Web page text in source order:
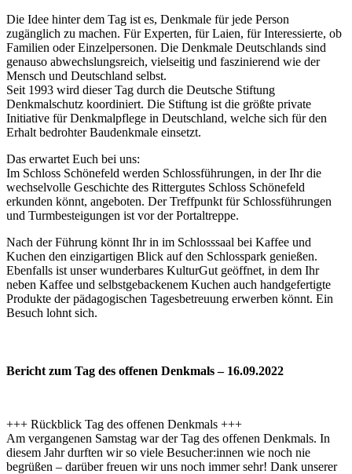
Die Idee hinter dem Tag ist es, Denkmale für jede Person
zugänglich zu machen. Für Experten, für Laien, für Interessierte, ob
Familien oder Einzelpersonen. Die Denkmale Deutschlands sind
genauso abwechslungsreich, vielseitig und faszinierend wie der
Mensch und Deutschland selbst.
Seit 1993 wird dieser Tag durch die Deutsche Stiftung
Denkmalschutz koordiniert. Die Stiftung ist die größte private
Initiative für Denkmalpflege in Deutschland, welche sich für den
Erhalt bedrohter Baudenkmale einsetzt.
Das erwartet Euch bei uns:
Im Schloss Schönefeld werden Schlossführungen, in der Ihr die
wechselvolle Geschichte des Rittergutes Schloss Schönefeld
erkunden könnt, angeboten. Der Treffpunkt für Schlossführungen
und Turmbesteigungen ist vor der Portaltreppe.
Nach der Führung könnt Ihr in im Schlosssaal bei Kaffee und
Kuchen den einzigartigen Blick auf den Schlosspark genießen.
Ebenfalls ist unser wunderbares KulturGut geöffnet, in dem Ihr
neben Kaffee und selbstgebackenem Kuchen auch handgefertigte
Produkte der pädagogischen Tagesbetreuung erwerben könnt. Ein
Besuch lohnt sich.
Bericht zum Tag des offenen Denkmals – 16.09.2022
+++ Rückblick Tag des offenen Denkmals +++
Am vergangenen Samstag war der Tag des offenen Denkmals. In
diesem Jahr durften wir so viele Besucher:innen wie noch nie
begrüßen – darüber freuen wir uns noch immer sehr! Dank unserer